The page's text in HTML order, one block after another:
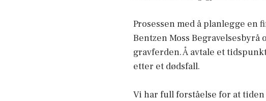
Prosessen med å planlegge en
Bentzen Moss
gravferden. Å avtale et
etter et dødsfall.
Vi har full forståelse for at